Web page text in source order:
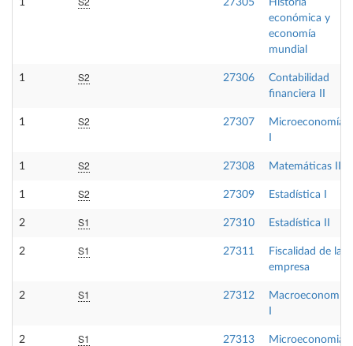
1 27305
Historia
económica y
economía
mundial
1 S2 27306
Contabilidad
financiera II
1 S2 27307
Microeconomía
1 S2 27308 Matemáticas II
1 S2 27309 Estadística I
2 S1 27310 Estadística II
2 S1 27311
Fiscalidad de la
empresa
2 S1 27312
Macroeconomía
2 S1 27313
Microeconomia